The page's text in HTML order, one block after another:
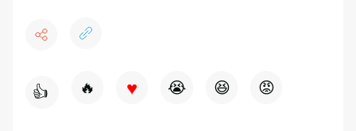
👍 🔥 ♥ 😭 😆 😡